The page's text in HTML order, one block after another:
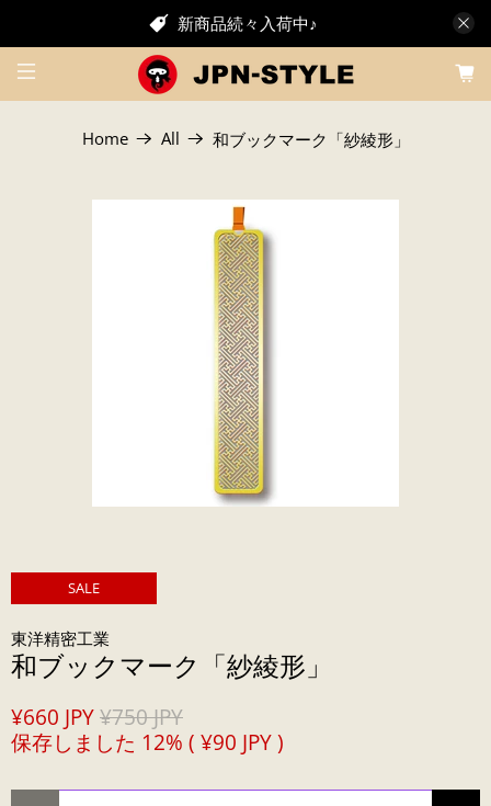
新商品続々入荷中♪
Home All 和ブックマーク「紗綾形」
SALE
東洋精密工業
和ブックマーク「紗綾形」
¥660 JPY ¥750 JPY
保存しました 12% ( ¥90 JPY )